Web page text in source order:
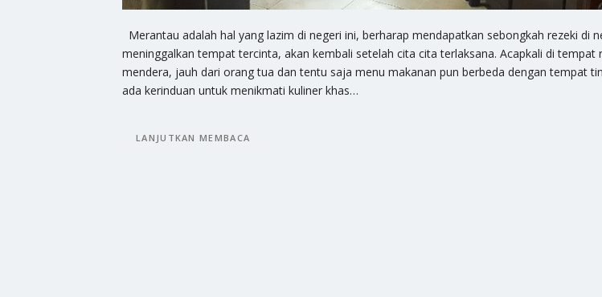
Merantau adalah hal yang lazim di negeri ini, berharap mendapatkan sebongkah rezeki di
meninggalkan tempat tercinta, akan kembali setelah cita cita terlaksana. Acapkali di tempat
mendera, jauh dari orang tua dan tentu saja menu makanan pun berbeda dengan tempat
ada kerinduan untuk menikmati kuliner khas…
LANJUTKAN MEMBACA